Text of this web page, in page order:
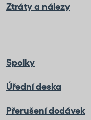
Ztráty a nálezy
Spolky
Úřední deska
Přerušení dodávek